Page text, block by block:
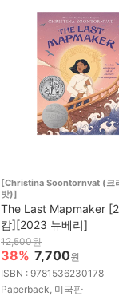
[Christina Soontornvat (크
밧)]
The Last Mapmaker
캄][2023 뉴베리]
12,500원
38% 7,700원
ISBN : 9781536230178
Paperback, 미국판